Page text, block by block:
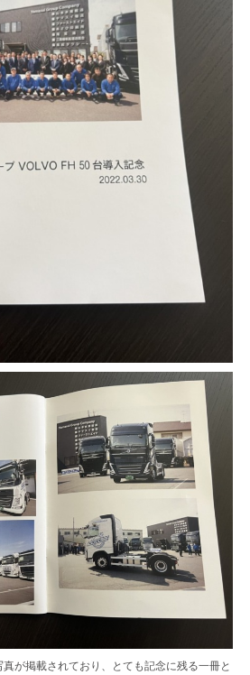
が掲載されており、とても記念に残る一冊と